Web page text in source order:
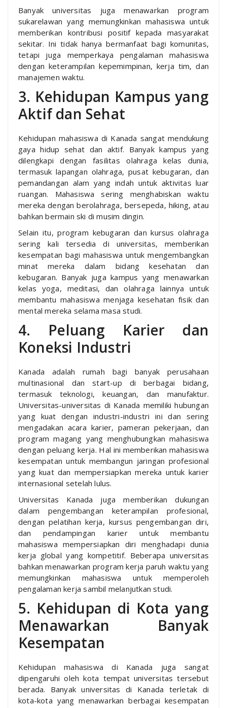
Banyak universitas juga menawarkan program
sukarelawan yang memungkinkan mahasiswa untuk
memberikan kontribusi positif kepada masyarakat
sekitar. Ini tidak hanya bermanfaat bagi komunitas,
tetapi juga memperkaya pengalaman mahasiswa
dengan keterampilan kepemimpinan, kerja tim, dan
manajemen waktu.
3. Kehidupan Kampus yang
Aktif dan Sehat
Kehidupan mahasiswa di Kanada sangat mendukung
gaya hidup sehat dan aktif. Banyak kampus yang
dilengkapi dengan fasilitas olahraga kelas dunia,
termasuk lapangan olahraga, pusat kebugaran, dan
pemandangan alam yang indah untuk aktivitas luar
ruangan. Mahasiswa sering menghabiskan waktu
mereka dengan berolahraga, bersepeda, hiking, atau
bahkan bermain ski di musim dingin.
Selain itu, program kebugaran dan kursus olahraga
sering kali tersedia di universitas, memberikan
kesempatan bagi mahasiswa untuk mengembangkan
minat mereka dalam bidang kesehatan dan
kebugaran. Banyak juga kampus yang menawarkan
kelas yoga, meditasi, dan olahraga lainnya untuk
membantu mahasiswa menjaga kesehatan fisik dan
mental mereka selama masa studi.
4. Peluang Karier dan
Koneksi Industri
Kanada adalah rumah bagi banyak perusahaan
multinasional dan start-up di berbagai bidang,
termasuk teknologi, keuangan, dan manufaktur.
Universitas-universitas di Kanada memiliki hubungan
yang kuat dengan industri-industri ini dan sering
mengadakan acara karier, pameran pekerjaan, dan
program magang yang menghubungkan mahasiswa
dengan peluang kerja. Hal ini memberikan mahasiswa
kesempatan untuk membangun jaringan profesional
yang kuat dan mempersiapkan mereka untuk karier
internasional setelah lulus.
Universitas Kanada juga memberikan dukungan
dalam pengembangan keterampilan profesional,
dengan pelatihan kerja, kursus pengembangan diri,
dan pendampingan karier untuk membantu
mahasiswa mempersiapkan diri menghadapi dunia
kerja global yang kompetitif. Beberapa universitas
bahkan menawarkan program kerja paruh waktu yang
memungkinkan mahasiswa untuk memperoleh
pengalaman kerja sambil melanjutkan studi.
5. Kehidupan di Kota yang
Menawarkan Banyak
Kesempatan
Kehidupan mahasiswa di Kanada juga sangat
dipengaruhi oleh kota tempat universitas tersebut
berada. Banyak universitas di Kanada terletak di
kota-kota yang menawarkan berbagai kesempatan